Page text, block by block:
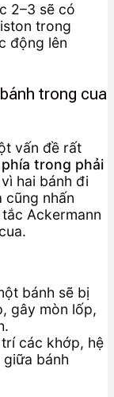
2–3 sẽ có
trong
động lên
trong cua
vấn đề rất
trong phải
vì hai bánh đi
cũng nhấn
Ackermann
bánh sẽ bị
gây mòn lốp,
các khớp, hệ
bánh